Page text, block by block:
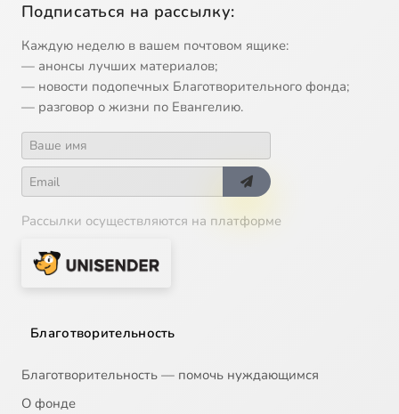
Подписаться на рассылку:
Каждую неделю в вашем почтовом ящике:
— анонсы лучших материалов;
— новости подопечных Благотворительного фонда;
— разговор о жизни по Евангелию.
Рассылки осуществляются на платформе
Благотворительность
Благотворительность — помочь нуждающимся
О фонде